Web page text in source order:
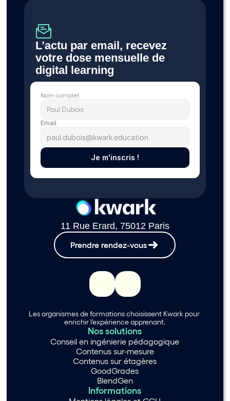
L’actu par email, recevez
votre dose mensuelle de
digital learning
Nom complet
Email
Je m'inscris !
11 Rue Erard, 75012 Paris
Prendre rendez-vous
Les organismes de formations choisissent Kwark pour
enrichir l'expérience apprenant.
Nos solutions
Conseil en ingénierie pédagogique
Contenus sur-mesure
Contenus sur étagères
GoodGrades
BlendGen
Informations